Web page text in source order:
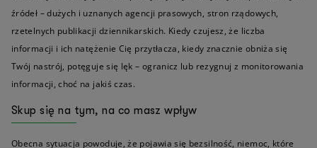
źródeł – dużych i uznanych agencji prasowych, stron rządowych,
rzetelnych publikacji dziennikarskich. Kiedy czujesz, że liczba
informacji i ich natężenie Cię przytłacza, kiedy znacznie obniża się
Twój nastrój, potęguje się lęk – ogranicz lub rezygnuj z monitorowania
informacji, choć na jakiś czas.
Skup się na tym, na co masz wpływ
Obecna sytuacja powoduje, że pojawia się bezsilność, niemoc, które